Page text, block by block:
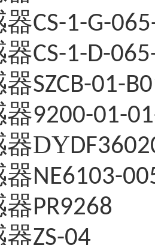
器CS-1-G-
器CS-1-D-
器SZCB-01-
器9200-01-
器DY
器NE6103-
器PR9268
器ZS-04